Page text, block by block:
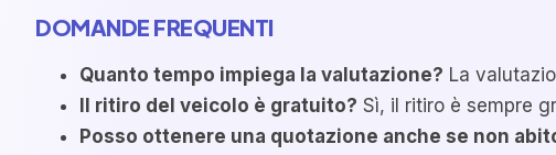
DOMANDE FREQUENTI
Quanto tempo impiega la valutazione? La
Il ritiro del veicolo è gratuito? Sì, il ritiro è sempre
Posso ottenere una quotazione anche se non